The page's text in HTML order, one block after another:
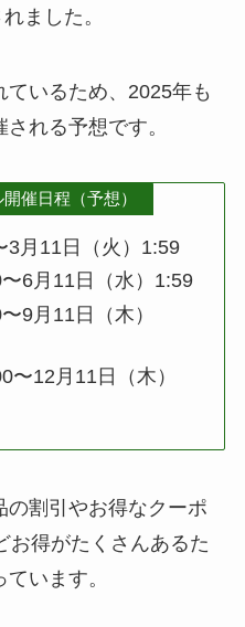
ました。
いるため、2025年も
れる予想です。
催日程（予想）
3月11日（火）1:59
6月11日（水）1:59
9月11日（木）
〜12月11日（木）
割引やお得なクーポ
お得がたくさんあるた
います。